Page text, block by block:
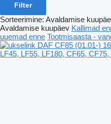
Filter
Sorteerimine: Avaldamise
Avaldamise kuupäev Kallimad
uuemad enne Tootmisaasta -